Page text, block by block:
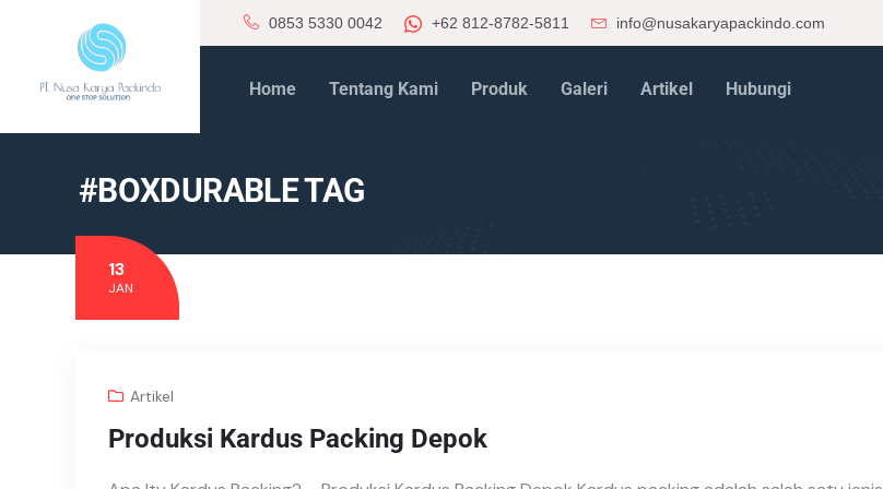
0853 5330 0042 +62 812-8782-5811 info@nusakaryapackindo.com
Home Tentang Kami Produk Galeri Artikel Hubungi
#BOXDURABLE TAG
13
JAN
Artikel
Produksi Kardus Packing Depok